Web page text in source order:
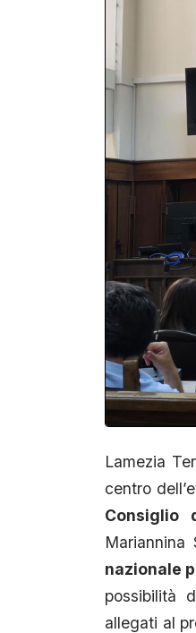
Lamezia
centro
Consiglio
Mariannina
nazionale
possibilità
allegati al